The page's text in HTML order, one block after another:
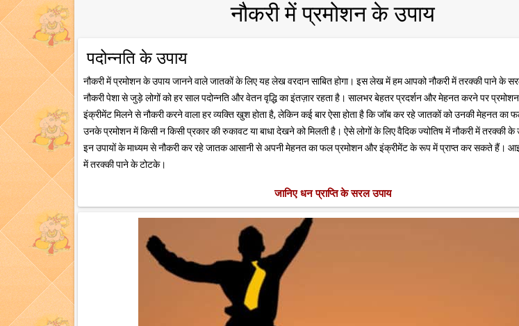
नौकरी में प्रमोशन के उपाय
पदोन्नति के उपाय
नौकरी में प्रमोशन के उपाय जानने वाले जातकों के लिए यह लेख वरदान साबित होगा। इस लेख में हम आपको नौकरी में तरक्की पाने के
नौकरी पेशा से जुड़े लोगों को हर साल पदोन्नति और वेतन वृद्धि का इंतज़ार रहता है। सालभर बेहतर प्रदर्शन और मेहनत करने पर
इंक्रीमेंट मिलने से नौकरी करने वाला हर व्यक्ति खुश होता है, लेकिन कई बार ऐसा होता है कि जॉब कर रहे जातकों को उनकी मेहनत का
उनके प्रमोशन में किसी न किसी प्रकार की रुकावट या बाधा देखने को मिलती है। ऐसे लोगों के लिए वैदिक ज्योतिष में नौकरी में तरक्की के
इन उपायों के माध्यम से नौकरी कर रहे जातक आसानी से अपनी मेहनत का फल प्रमोशन और इंक्रीमेंट के रूप में प्राप्त कर सकते हैं।
में तरक्की पाने के टोटके।
जानिए धन प्राप्ति के सरल उपाय